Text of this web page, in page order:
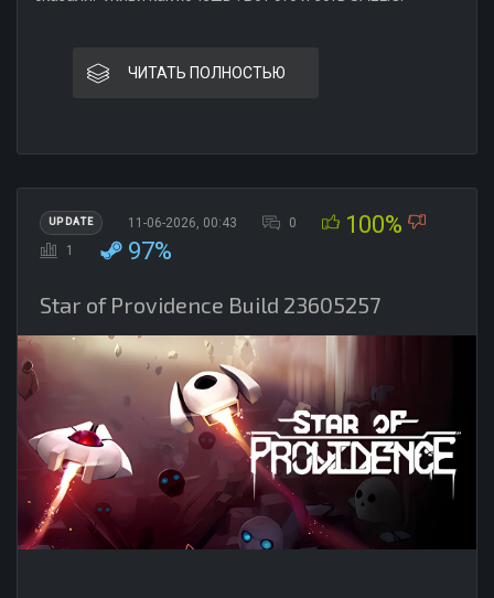
ЧИТАТЬ ПОЛНОСТЬЮ
UPDATE 11-06-2026, 00:43 0 100%
1 97%
Star of Providence Build 23605257